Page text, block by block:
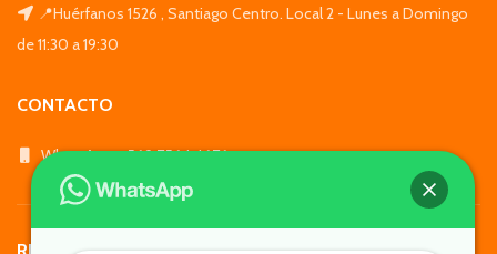
📍Huérfanos 1526 , Santiago Centro. Local 2 - Lunes a Domingo
de 11:30 a 19:30
CONTACTO
WhatsApp: +569 7564 4676